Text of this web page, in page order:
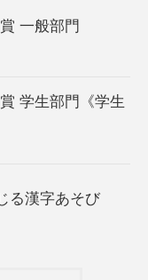
一般部門
学生部門《学生
る漢字あそび